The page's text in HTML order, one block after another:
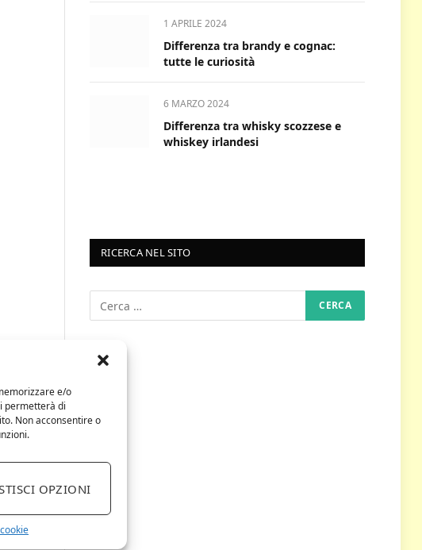
e/o
permetterà di
Non acconsentire o
OPZIONI
1 APRILE 2024
Differenza tra brandy e cognac:
tutte le curiosità
6 MARZO 2024
Differenza tra whisky scozzese e
whiskey irlandesi
RICERCA NEL SITO